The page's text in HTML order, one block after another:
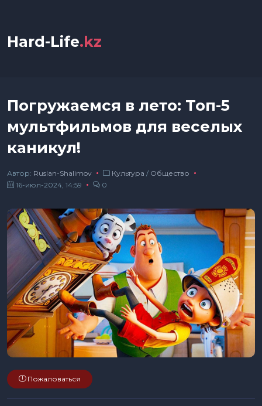
Hard-Life.kz
Погружаемся в лето: Топ-5
мультфильмов для веселых
каникул!
Автор: Ruslan-Shalimov Культура / Общество
16-июл-2024, 14:59
0
Пожаловаться